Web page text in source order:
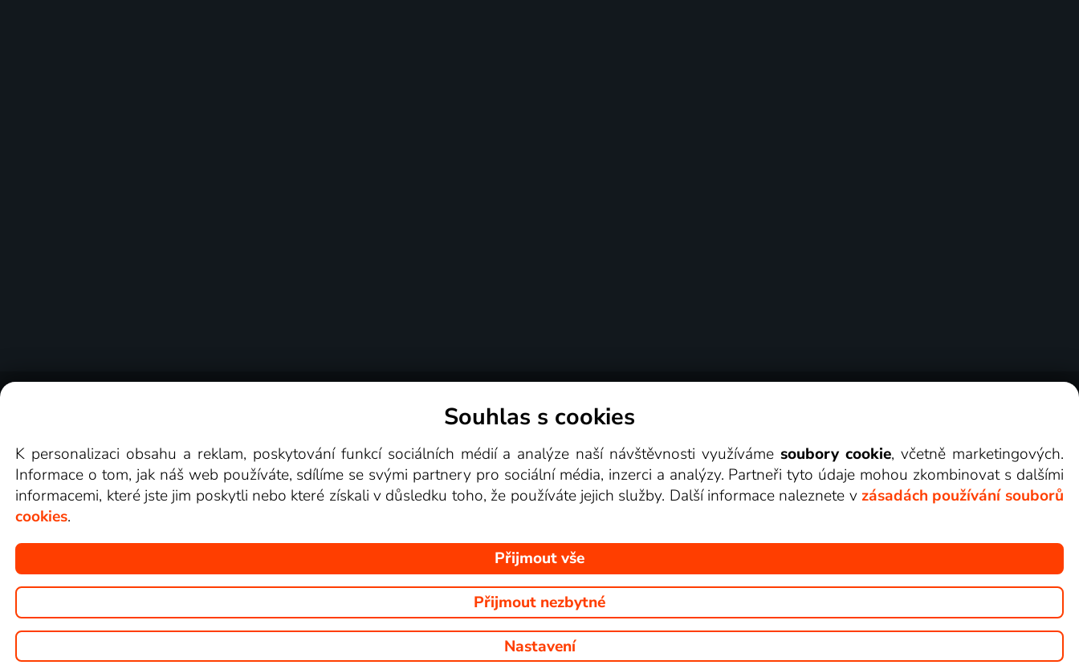
Videotéka
Copyright © goNET s.r.o. Na tomto webu jsou zobrazovány obrázky z pořadů TV stanic, které můžete sledovat v Lepší.TV.
Souhlas s cookies
K personalizaci obsahu a reklam, poskytování funkcí sociálních médií a analýze naší návštěvnosti využívámesoubory cookie, včetně marketingových.
Informace o tom, jak náš web používáte, sdílíme se svými partnery pro sociální média, inzerci a analýzy. Partneři tyto údaje mohou zkombinovat s dalšími
informacemi, které jste jim poskytli nebo které získali v důsledku toho, že používáte jejich služby. Další informace naleznete v zásadách používání souborů
cookies.
Přijmout vše
Přijmout nezbytné
Nastavení